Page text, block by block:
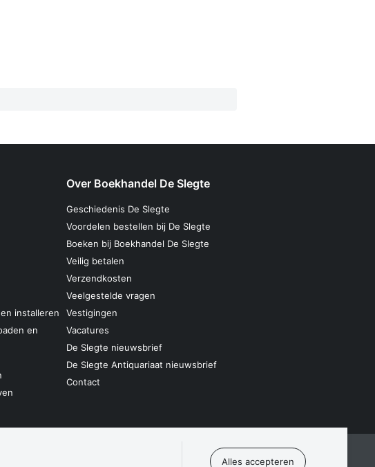
installeren
en
Over Boekhandel De Slegte
Geschiedenis De Slegte
Voordelen bestellen bij De Slegte
Boeken bij Boekhandel De Slegte
Veilig betalen
Verzendkosten
Veelgestelde vragen
Vestigingen
Vacatures
De Slegte nieuwsbrief
De Slegte Antiquariaat nieuwsbrief
Contact
Contact